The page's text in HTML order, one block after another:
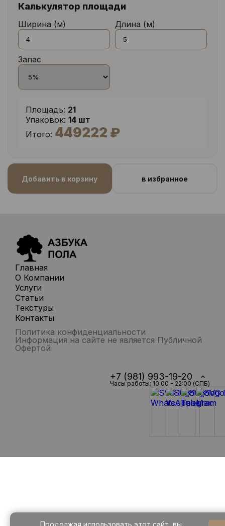
Калькулятор площади
Ширина (м) Длина (м)
Запас
Площадь: 21
Упаковок: 14 шт
Итого: 449222 ₽
Добавить в корзину в избранное
Главная
О Компании
Услуги
Статьи
Текстуры
Контакты
Политика конфиденциальности
Информация на сайте не является Публичной
Офертой
+7 (981) 993-19-20
Часы работы: 10:00 - 22:00 (СПБ)
Продолжая использовать этот сайт, вы